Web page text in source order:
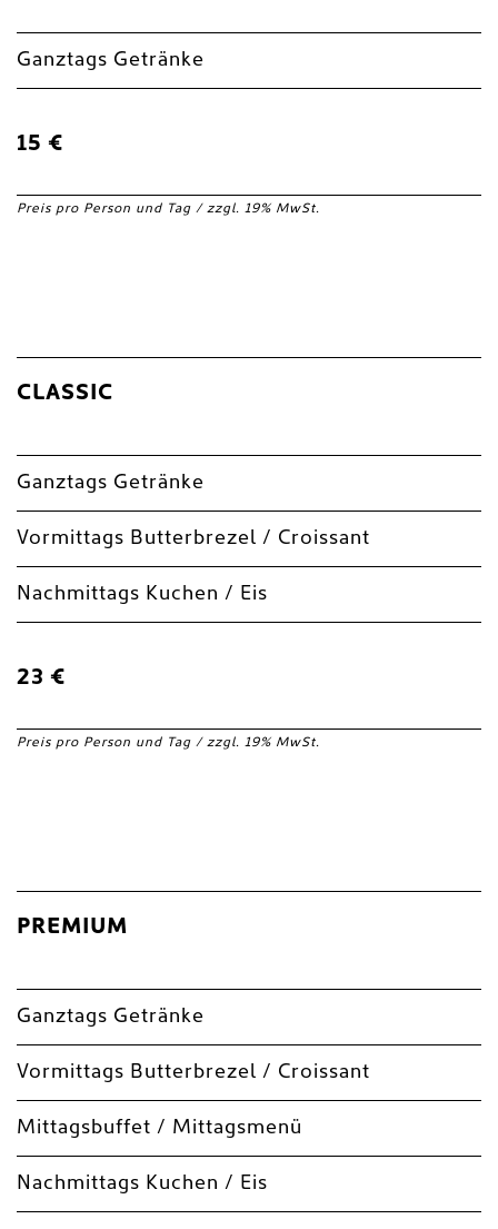
Ganztags Getränke
15 €
Preis pro Person und Tag / zzgl. 19% MwSt.
CLASSIC
Ganztags Getränke
Vormittags Butterbrezel / Croissant
Nachmittags Kuchen / Eis
23 €
Preis pro Person und Tag / zzgl. 19% MwSt.
PREMIUM
Ganztags Getränke
Vormittags Butterbrezel / Croissant
Mittagsbuffet / Mittagsmenü
Nachmittags Kuchen / Eis